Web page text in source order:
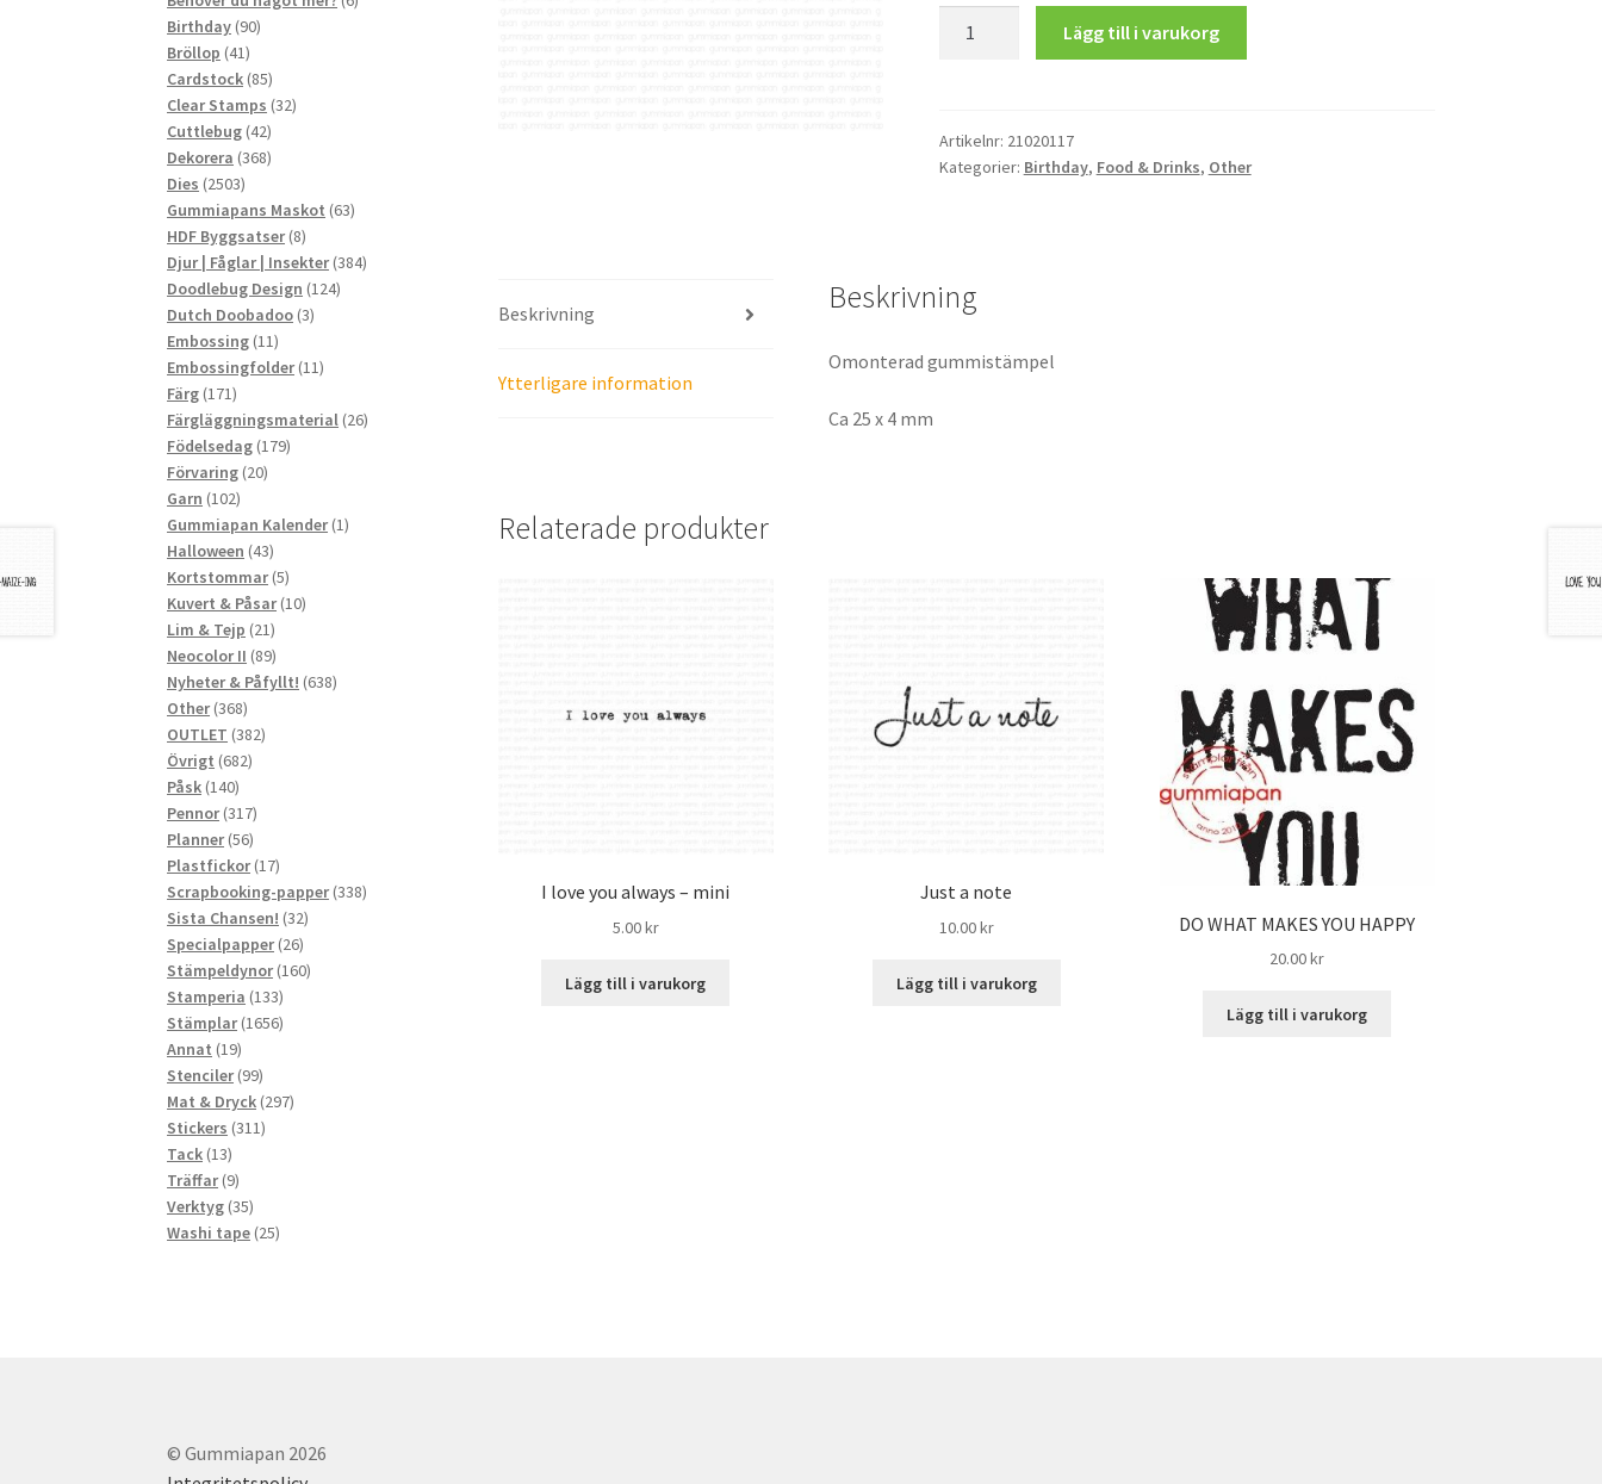
Lägg till i varukorg
Artikelnr: 21020117
Kategorier: Birthday, Food & Drinks, Other
Beskrivning
Ytterligare information
Beskrivning
Omonterad gummistämpel
Ca 25 x 4 mm
Relaterade produkter
I love you always – mini
5.00kr
Lägg till i varukorg
Just a note
10.00kr
Lägg till i varukorg
DO WHAT MAKES YOU HAPPY
20.00kr
Lägg till i varukorg
Birthday 9090
Bröllop 4141
produkter
Cardstock 8585
produkter
Clear Stamps 3232
Cuttlebug 4242
produkter
Dekorera 368368
Dies 25032503
produkter
Gummiapans Maskot 6363
HDF Byggsatser 88
produkter
Djur | Fåglar | Insekter 384384
Doodlebug Design 124124
Dutch Doobadoo 33
Embossing 1111
produkter
Embossingfolder 1111
Färg 171171
produkter
Färgläggningsmaterial 2626
Födelsedag 179179
Förvaring 2020
Garn 102102
produkter
Gummiapan Kalender 11
Halloween 4343
produkter
Kortstommar 55
produkter
Kuvert & Påsar 1010
Lim & Tejp 2121
produkter
Neocolor II 8989
produkter
Nyheter & Påfyllt! 638638
Other 368368
produkter
OUTLET 382382
Övrigt 682682
Påsk 140140
produkter
Pennor 317317
produkter
Planner 5656
produkter
Plastfickor 1717
produkter
Scrapbooking-papper 338338
Sista Chansen! 3232
Specialpapper 2626
produkter
Stämpeldynor 160160
Stamperia 133133
produkter
Stämplar 16561656
Annat 1919
produkter
Stenciler 9999
produkter
Mat & Dryck 297297
Stickers 311311
Tack 1313
produkter
Träffar 99
produkter
Verktyg 3535
produkter
Washi tape 2525
© Gummiapan 2026